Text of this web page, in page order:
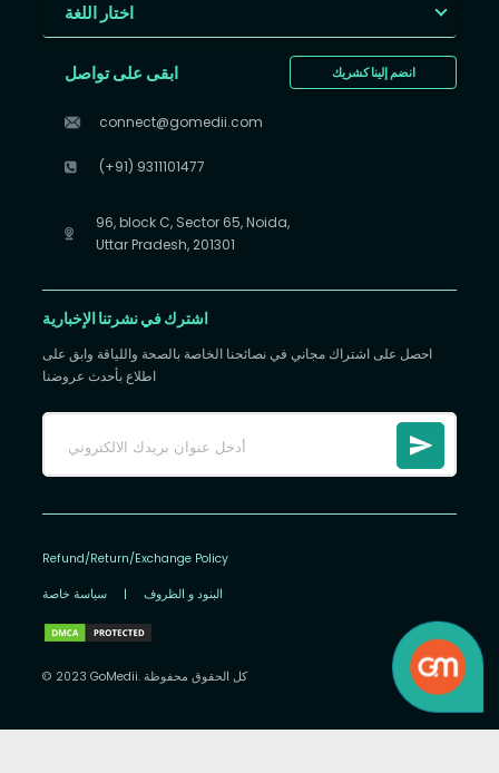
اختار اللغة
انضم إلينا كشريك ابقى على تواصل
connect@gomedii.com
(+91) 9311101477
96, block C, Sector 65, Noida,
Uttar Pradesh, 201301
اشترك في نشرتنا الإخبارية
احصل على اشتراك مجاني في نصائحنا الخاصة بالصحة واللياقة وابق على
اطلاع بأحدث عروضنا
Refund/Return/Exchange Policy
سياسة خاصة | البنود و الظروف
© 2023 GoMedii. كل الحقوق محفوظة